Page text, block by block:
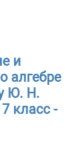
и
алгебре
Ю. Н.
класс -